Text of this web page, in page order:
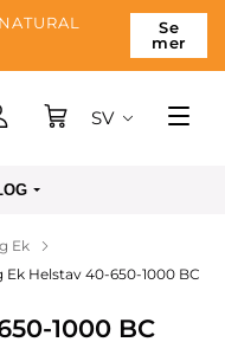
Se
mer
SV
Ek
Ek Helstav 40-650-1000 BC
1000 BC